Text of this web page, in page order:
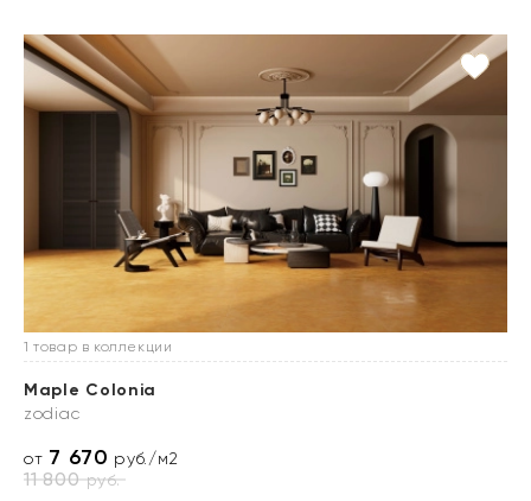
1 товар в коллекции
Maple Colonia
zodiac
от 7 670 руб./м2
11 800руб.